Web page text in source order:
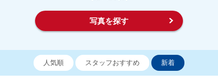
写真を探す
人気順 スタッフおすすめ 新着